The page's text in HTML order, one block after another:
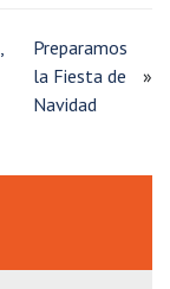
Preparamos
la Fiesta de
Navidad
»